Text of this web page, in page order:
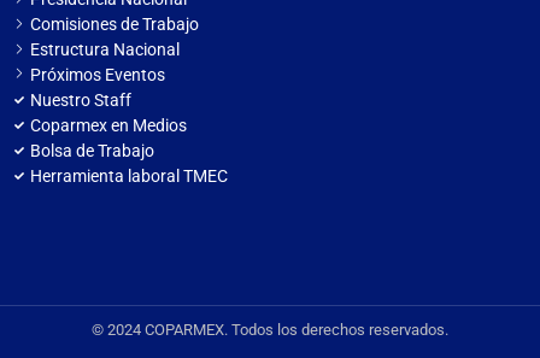
Comisiones de Trabajo
Estructura Nacional
Próximos Eventos
Nuestro Staff
Coparmex en Medios
Bolsa de Trabajo
Herramienta laboral TMEC
© 2024 COPARMEX. Todos los derechos reservados.